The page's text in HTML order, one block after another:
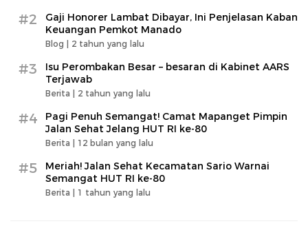
#2
Gaji Honorer Lambat Dibayar, Ini Penjelasan Kaban
Keuangan Pemkot Manado
Blog | 2 tahun yang lalu
#3
Isu Perombakan Besar – besaran di Kabinet AARS
Terjawab
Berita | 2 tahun yang lalu
#4
Pagi Penuh Semangat! Camat Mapanget Pimpin
Jalan Sehat Jelang HUT RI ke-80
Berita | 12 bulan yang lalu
#5
Meriah! Jalan Sehat Kecamatan Sario Warnai
Semangat HUT RI ke-80
Berita | 1 tahun yang lalu